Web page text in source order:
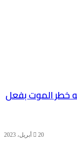
خطر الموت بفعل
20 أبريل، 2023